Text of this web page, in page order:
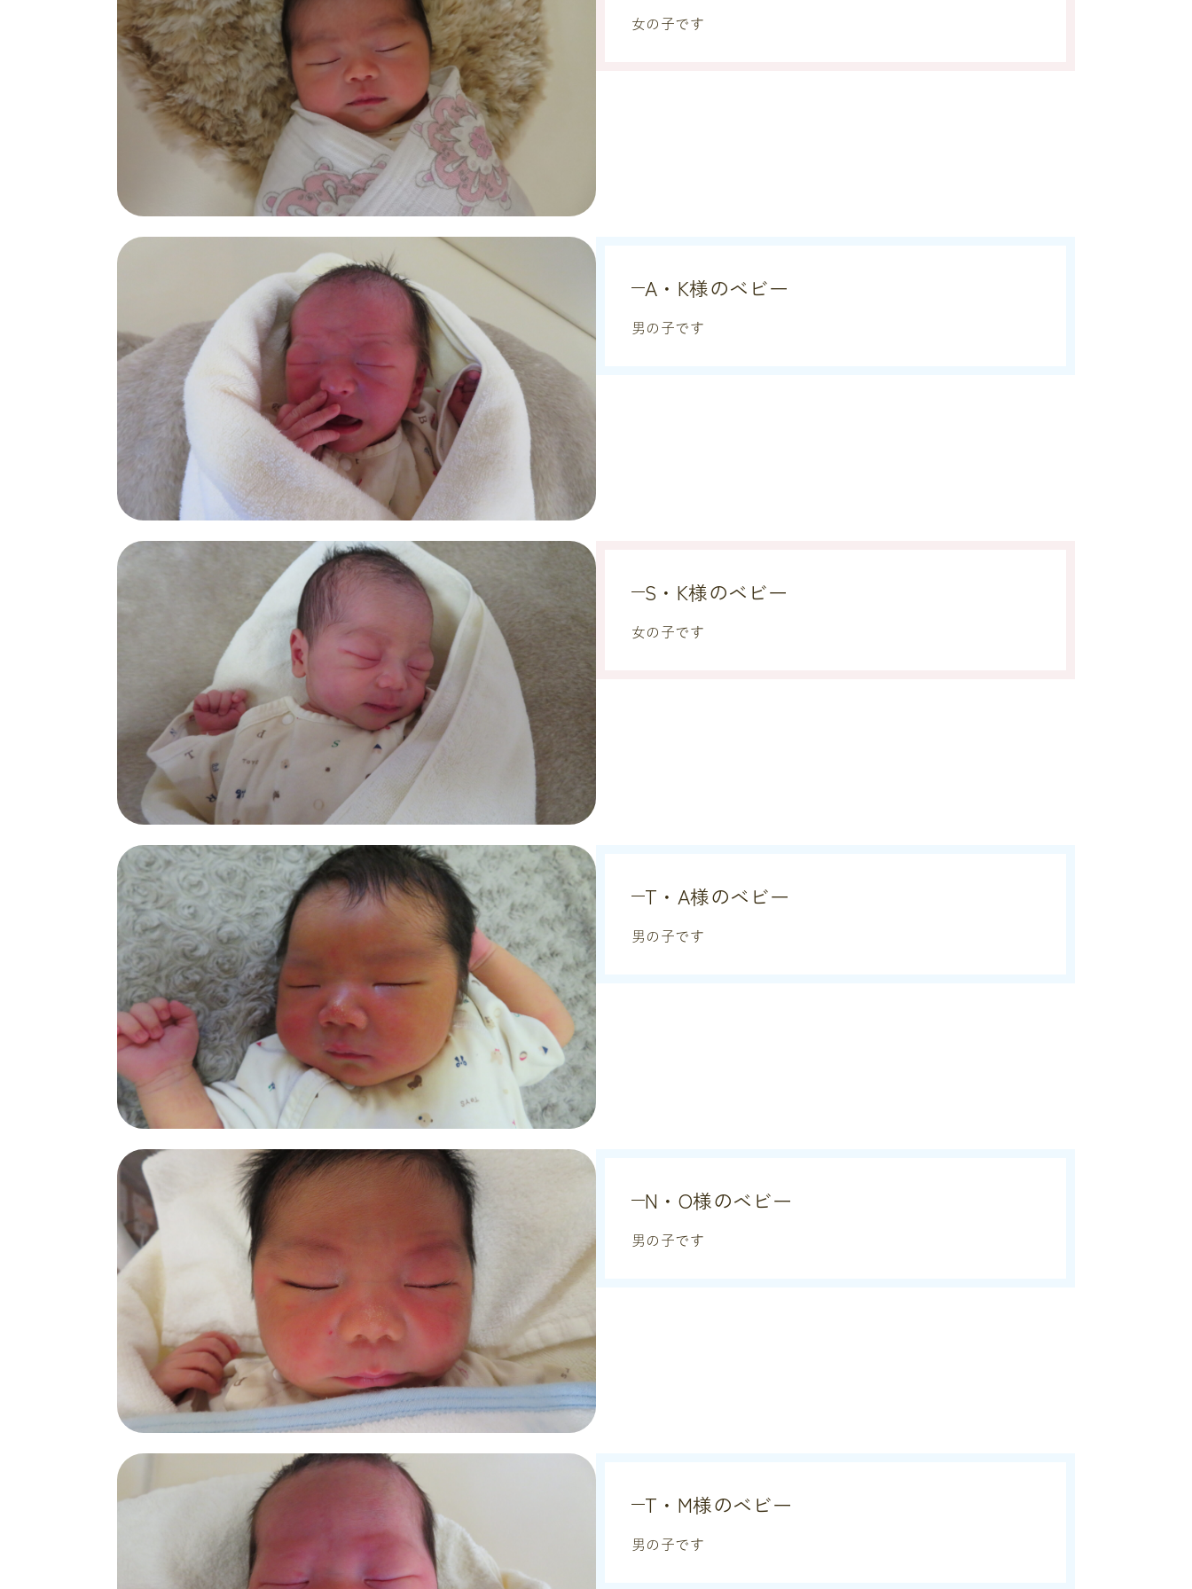
女の子です
A・K様のベビー
男の子です
S・K様のベビー
女の子です
T・A様のベビー
男の子です
N・O様のベビー
男の子です
T・M様のベビー
男の子です